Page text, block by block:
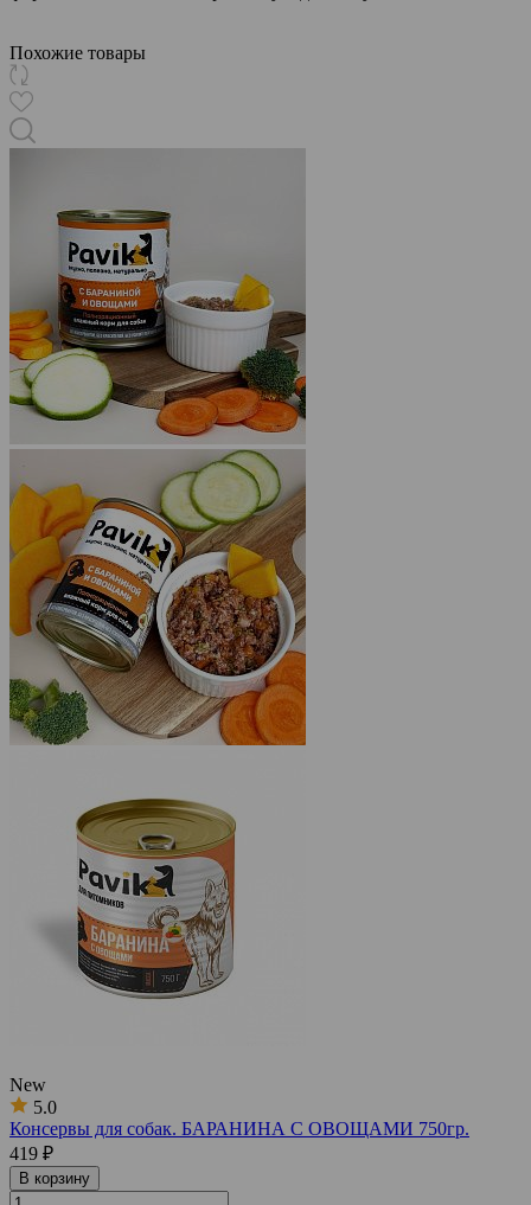
Похожие товары
New
5.0
Консервы для собак. БАРАНИНА С ОВОЩАМИ 750гр.
419 ₽
В корзину